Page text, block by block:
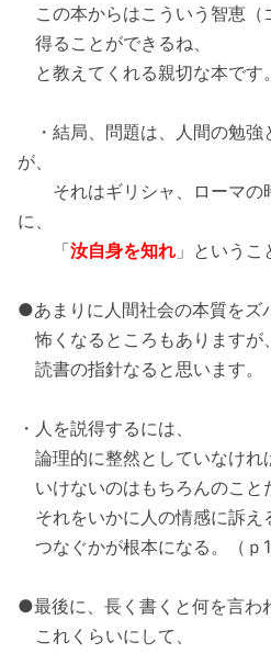
この本からはこういう智恵（
得ることができるね、
と教えてくれる親切な本です。
・結局、問題は、人間の勉強
が、
それはギリシャ、ローマの
に、
「汝自身を知れ 」というこ
●あまりに人間社会の本質をズ
怖くなるところもありますが、
読書の指針なると思います。
・人を説得するには、
論理的に整然としていなけれ
いけないのはもちろんのこと
それをいかに人の情感に訴え
つなぐかが根本になる。（ｐ
●最後に、長く書くと何を言わ
これくらいにして、